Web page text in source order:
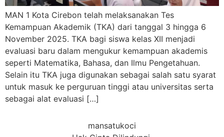
MAN 1 Kota Cirebon telah melaksanakan Tes
Kemampuan Akademik (TKA) dari tanggal 3 hingga 6
November 2025. TKA bagi siswa kelas XII menjadi
evaluasi baru dalam mengukur kemampuan akademis
seperti Matematika, Bahasa, dan Ilmu Pengetahuan.
Selain itu TKA juga digunakan sebagai salah satu syarat
untuk masuk ke perguruan tinggi atau universitas serta
sebagai alat evaluasi […]
mansatukoci